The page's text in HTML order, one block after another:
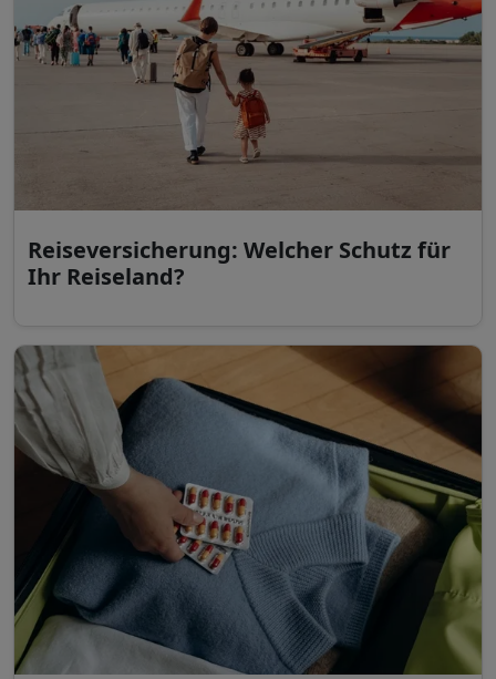
Reiseversicherung: Welcher Schutz für
Ihr Reiseland?